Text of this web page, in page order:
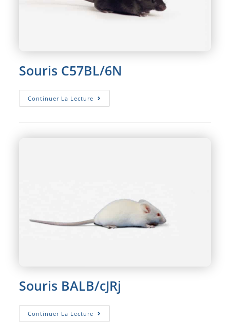
Souris C57BL/6N
Continuer La Lecture Souris
C57BL/6N
Souris BALB/cJRj
Continuer La Lecture Souris